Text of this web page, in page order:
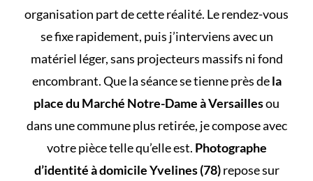
organisation part de cette réalité. Le rendez-vous
se fixe rapidement, puis j’interviens avec un
matériel léger, sans projecteurs massifs ni fond
encombrant. Que la séance se tienne près dela
place du Marché Notre-Dame à Versaillesou
dans une commune plus retirée, je compose avec
votre pièce telle qu’elle est. Photographe
d’identité à domicile Yvelines (78)repose sur